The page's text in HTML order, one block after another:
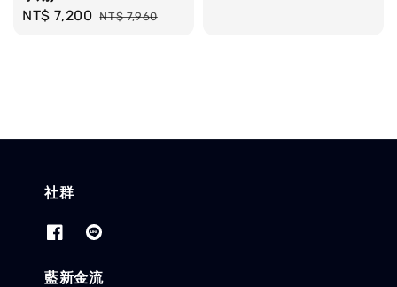
Sale
NT$ 7,200 Regular
NT$ 7,960
社群
藍新金流